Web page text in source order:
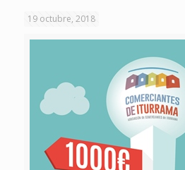
19 octubre, 2018